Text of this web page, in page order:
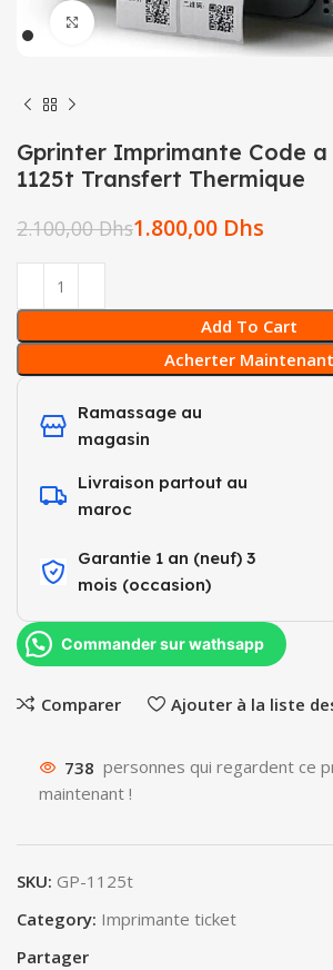
Click to enlarge
Gprinter Imprimante Code a
1125t Transfert Thermique
2.100,00Dhs1.800,00 Dhs
Add To Cart
Acherter Maintenant
Ramassage au
magasin
Livraison partout au
maroc
Garantie 1 an (neuf) 3
mois (occasion)​
Commander sur wathsapp
Comparer Ajouter à la liste
738 personnes qui regardent ce
maintenant !
SKU: GP-1125t
Category: Imprimante ticket
Partager